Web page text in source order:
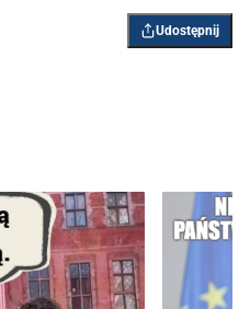
Udostępnij